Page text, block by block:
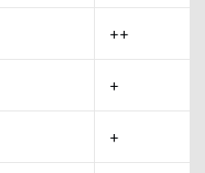
++
+
+